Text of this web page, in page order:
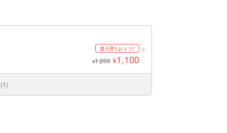
最大8%おトク!
¥1,200 ¥1,100